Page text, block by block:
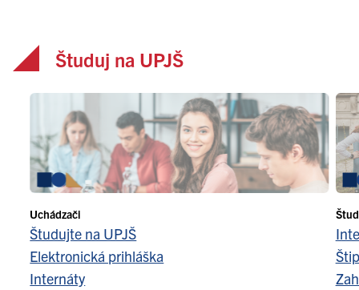
Študuj na UPJŠ
Uchádzači
Študujte na UPJŠ
Elektronická prihláška
Internáty